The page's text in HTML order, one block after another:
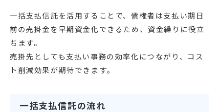
一括支払信託を活用することで、債権者は支払い期日
前の売掛金を早期資金化できるため、資金繰りに役立
ちます。
売掛先としても支払い事務の効率化につながり、コス
ト削減効果が期待できます。
一括支払信託の流れ